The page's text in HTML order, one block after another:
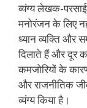
व्यंग्य लेखक-
मनोरंजन के लिए
ध्यान व्यक्ति और
दिलाते हैं और दूर
कमजोरियों के
और राजनीतिक
व्यंग्य किया है।